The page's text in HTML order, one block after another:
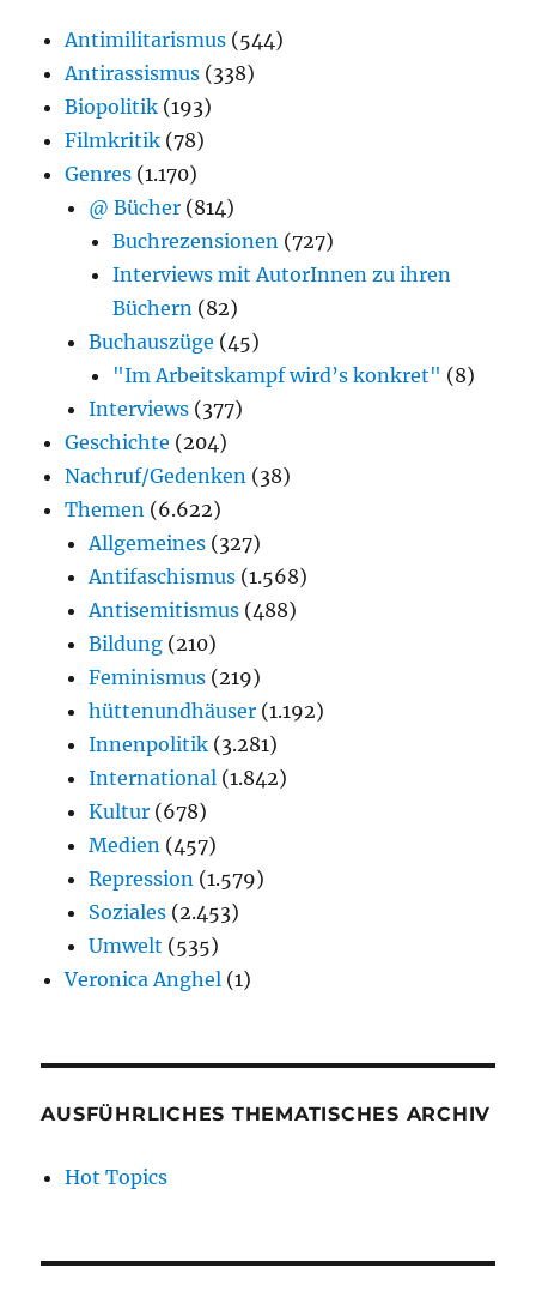
Antimilitarismus (544)
Antirassismus (338)
Biopolitik (193)
Filmkritik (78)
Genres (1.170)
@ Bücher (814)
Buchrezensionen (727)
Interviews mit AutorInnen zu ihren
Büchern (82)
Buchauszüge (45)
"Im Arbeitskampf wird’s konkret" (8)
Interviews (377)
Geschichte (204)
Nachruf/Gedenken (38)
Themen (6.622)
Allgemeines (327)
Antifaschismus (1.568)
Antisemitismus (488)
Bildung (210)
Feminismus (219)
hüttenundhäuser (1.192)
Innenpolitik (3.281)
International (1.842)
Kultur (678)
Medien (457)
Repression (1.579)
Soziales (2.453)
Umwelt (535)
Veronica Anghel (1)
AUSFÜHRLICHES THEMATISCHES ARCHIV
Hot Topics